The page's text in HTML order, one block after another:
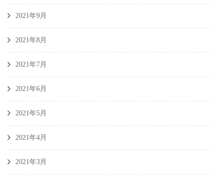
2021年9月
2021年8月
2021年7月
2021年6月
2021年5月
2021年4月
2021年3月